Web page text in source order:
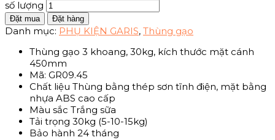
số lượng
Đặt mua Đặt hàng
Danh mục: PHỤ KIỆN GARIS, Thùng gạo
Thùng gạo 3 khoang, 30kg, kích thước mặt cánh
450mm
Mã: GR09.45
Chất liệu Thùng bằng thép sơn tĩnh điện, mặt bằng
nhựa ABS cao cấp
Màu sắc Trắng sữa
Tải trọng 30kg (5-10-15kg)
Bảo hành 24 tháng